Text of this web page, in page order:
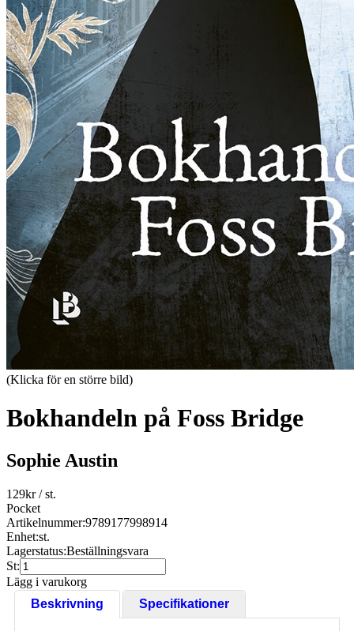
(Klicka för en större bild)
Bokhandeln på Foss Bridge
Sophie Austin
129kr/ st.
Pocket
Artikelnummer:9789177998914
Enhet:st.
Lagerstatus:Beställningsvara
St:
Lägg i varukorg
Beskrivning
Specifikationer